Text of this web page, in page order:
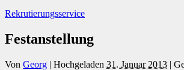
Rekrutierungsservice
Festanstellung
Von Georg | Hochgeladen 31. Januar 2013 |